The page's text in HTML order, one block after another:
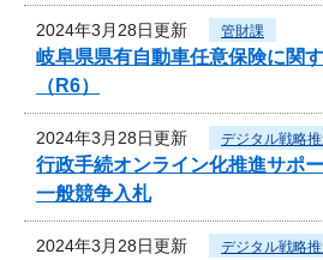
2024年3月28日更新 管財課
岐阜県県有自動車任意保険に関
（R6）
2024年3月28日更新 デジタル戦略
行政手続オンライン化推進サポ
一般競争入札
2024年3月28日更新 デジタル戦略